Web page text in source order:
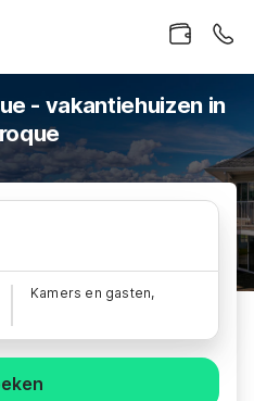
- vakantiehuizen in
Kamers en gasten,